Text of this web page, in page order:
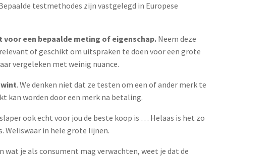
testmethodes zijn vastgelegd in Europese
voor een bepaalde meting of eigenschap. Neem deze
of geschikt om uitspraken te doen voor een grote
vergeleken met weinig nuance.
. We denken niet dat ze testen om een of ander merk te
kan worden door een merk na betaling.
ook echt voor jou de beste koop is … Helaas is het zo
Weliswaar in hele grote lijnen.
je als consument mag verwachten, weet je dat de